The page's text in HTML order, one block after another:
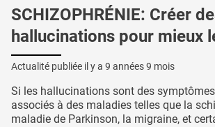
SCHIZOPHRÉNIE: Créer
hallucinations pour mieux
Actualité publiée il y a 9 années 9 mois
Si les hallucinations sont des
associés à des maladies telles que la
maladie de Parkinson, la migraine, et